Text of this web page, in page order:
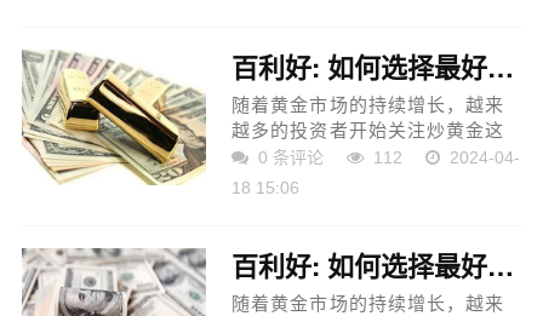
百利好: 如何选择最好的炒黄金平台？
随着黄金市场的持续增长，越来
越多的投资者开始关注炒黄金这
一投资方式。然而，在选择炒黄
金的平台时，很多投资者常常感
0 条评论 112
2024-04-
18 15:06
百利好: 如何选择最好的炒黄金平台？
随着黄金市场的持续增长，越来